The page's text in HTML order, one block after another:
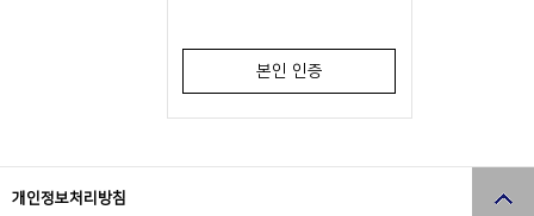
본인 인증
개인정보처리방침